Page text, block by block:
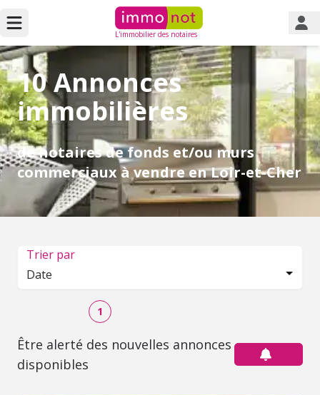
L'immobilier des notaires
10 Annonces
immobilières
de notaires de fonds et/ou murs
commerciaux à vendre en Loir-et-Cher
Trier par
Date
1
Être alerté des nouvelles annonces
disponibles